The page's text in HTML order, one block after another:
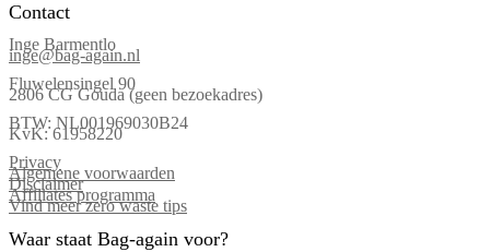
Contact
Inge Barmentlo
inge@bag-again.nl
Fluwelensingel 90
2806 CG Gouda (geen bezoekadres)
BTW: NL001969030B24
KvK: 61958220
Privacy
Algemene voorwaarden
Disclaimer
Affiliates programma
Vind meer zero waste tips
Waar staat Bag-again voor?